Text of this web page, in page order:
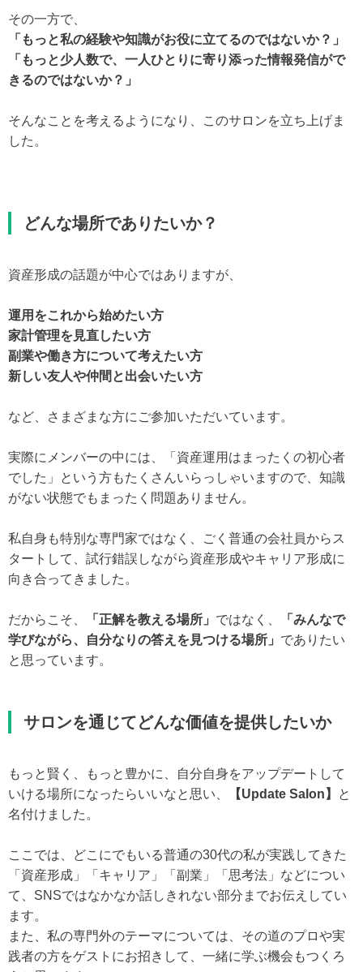
その一方で、
「もっと私の経験や知識がお役に立てるのではないか？」
「もっと少人数で、一人ひとりに寄り添った情報発信がで
きるのではないか？」
そんなことを考えるようになり、このサロンを立ち上げま
した。
どんな場所でありたいか？
資産形成の話題が中心ではありますが、
運用をこれから始めたい方
家計管理を見直したい方
副業や働き方について考えたい方
新しい友人や仲間と出会いたい方
など、さまざまな方にご参加いただいています。
実際にメンバーの中には、「資産運用はまったくの初心者
でした」という方もたくさんいらっしゃいますので、知識
がない状態でもまったく問題ありません。
私自身も特別な専門家ではなく、ごく普通の会社員からス
タートして、試行錯誤しながら資産形成やキャリア形成に
向き合ってきました。
だからこそ、 「正解を教える場所」 ではなく、
「みんなで
学びながら、自分なりの答えを見つける場所」 でありたい
と思っています。
サロンを通じてどんな価値を提供したいか
もっと賢く、もっと豊かに、自分自身をアップデートして
いける場所になったらいいなと思い、
【Update Salon】
と
名付けました。
ここでは、どこにでもいる普通の30代の私が実践してきた
「資産形成」「キャリア」「副業」「思考法」などについ
て、SNSではなかなか話しきれない部分までお伝えしてい
ます。
また、私の専門外のテーマについては、その道のプロや実
践者の方をゲストにお招きして、一緒に学ぶ機会もつくろ